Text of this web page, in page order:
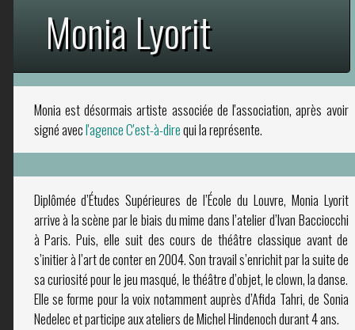
Monia Lyorit
Monia est désormais artiste associée de l'association, après avoir
signé avecl'agence C'est-à-direqui la représente.
Diplômée d’Études Supérieures de l’École du Louvre, Monia Lyorit
arrive à la scène par le biais du mime dans l’atelier d’Ivan Bacciocchi
à Paris. Puis, elle suit des cours de théâtre classique avant de
s’initier à l’art de conter en 2004. Son travail s’enrichit par la suite de
sa curiosité pour le jeu masqué, le théâtre d’objet, le clown, la danse.
Elle se forme pour la voix notamment auprès d’Afida Tahri, de Sonia
Nedelec et participe aux ateliers de Michel Hindenoch durant 4 ans.